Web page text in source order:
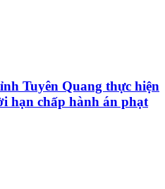
Tuyên Quang thực hiện
hạn chấp hành án phạt